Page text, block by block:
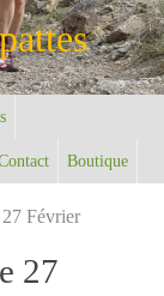
Boutique
Février
27